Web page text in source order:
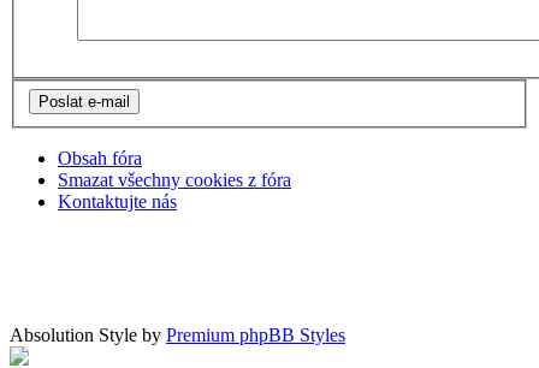
Obsah fóra
Smazat všechny cookies z fóra
Kontaktujte nás
Absolution Style by Premium phpBB Styles